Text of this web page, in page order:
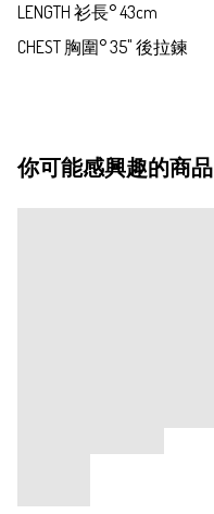
LENGTH 衫長° 43cm
你可能感興趣的商品